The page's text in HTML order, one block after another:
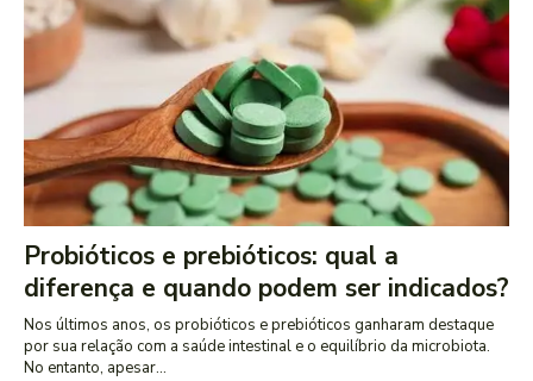
Probióticos e prebióticos: qual a
diferença e quando podem ser indicados?
Nos últimos anos, os probióticos e prebióticos ganharam destaque
por sua relação com a saúde intestinal e o equilíbrio da microbiota.
No entanto, apesar...